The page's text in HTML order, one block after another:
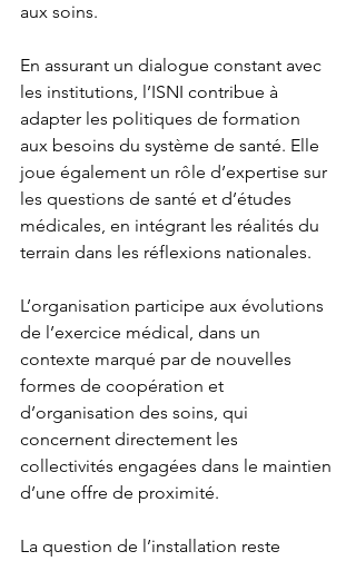
aux soins.
En assurant un dialogue constant avec
les institutions, l’ISNI contribue à
adapter les politiques de formation
aux besoins du système de santé. Elle
joue également un rôle d’expertise sur
les questions de santé et d’études
médicales, en intégrant les réalités du
terrain dans les réflexions nationales.
L’organisation participe aux évolutions
de l’exercice médical, dans un
contexte marqué par de nouvelles
formes de coopération et
d’organisation des soins, qui
concernent directement les
collectivités engagées dans le maintien
d’une offre de proximité.
La question de l’installation reste